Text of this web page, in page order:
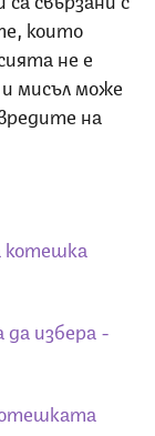
които
не е
мисъл може
на
котешка
избера -